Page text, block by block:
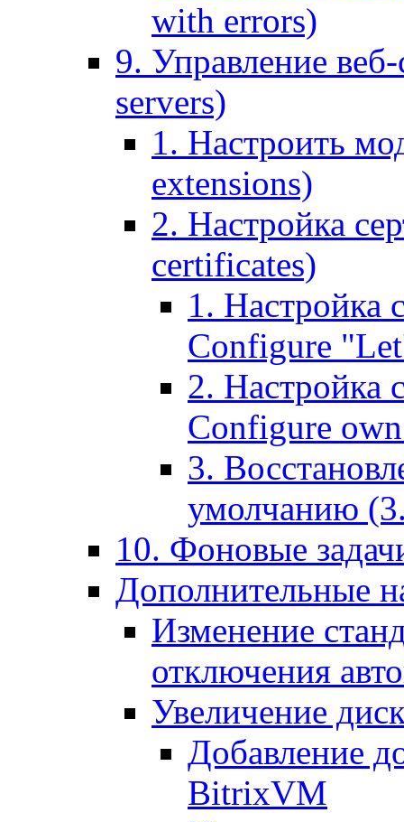
with errors)
9. Управление
servers)
1. Настроить
extensions)
2. Настройка
certificates)
1. Настройка
Configure
2. Настройка
Configure
3.
умолчанию
10. Фоновые
Дополнительные
Изменение
отключения
Увеличение
Добавление
BitrixVM